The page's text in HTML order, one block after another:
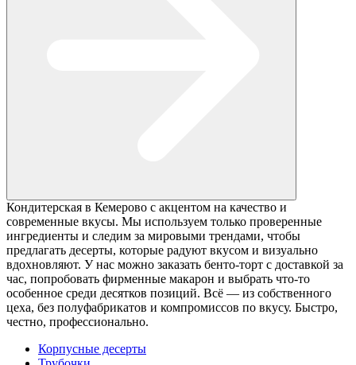
Кондитерская в Кемерово с акцентом на качество и
современные вкусы. Мы используем только проверенные
ингредиенты и следим за мировыми трендами, чтобы
предлагать десерты, которые радуют вкусом и визуально
вдохновляют. У нас можно заказать бенто-торт с доставкой за
час, попробовать фирменные макарон и выбрать что-то
особенное среди десятков позиций. Всё — из собственного
цеха, без полуфабрикатов и компромиссов по вкусу. Быстро,
честно, профессионально.
Корпусные десерты